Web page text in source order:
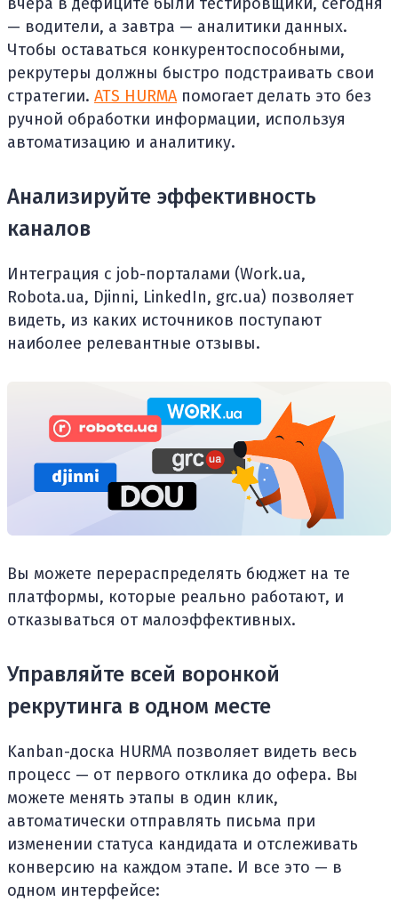
— водители, а завтра — аналитики данных.
Чтобы оставаться конкурентоспособными,
рекрутеры должны быстро подстраивать свои
стратегии. ATS HURMA помогает делать это без
ручной обработки информации, используя
автоматизацию и аналитику.
Анализируйте эффективность
каналов
Интеграция с job-порталами (Work.ua,
Robota.ua, Djinni, LinkedIn, grc.ua) позволяет
видеть, из каких источников поступают
наиболее релевантные отзывы.
Вы можете перераспределять бюджет на те
платформы, которые реально работают, и
отказываться от малоэффективных.
Управляйте всей воронкой
рекрутинга в одном месте
Kanban-доска HURMA позволяет видеть весь
процесс — от первого отклика до офера. Вы
можете менять этапы в один клик,
автоматически отправлять письма при
изменении статуса кандидата и отслеживать
конверсию на каждом этапе. И все это — в
одном интерфейсе: